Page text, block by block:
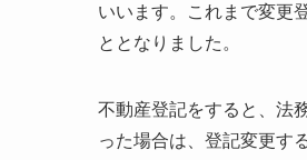
いいます。これまで変更
ととなりました。
不動産登記をすると、法
った場合は、登記変更す